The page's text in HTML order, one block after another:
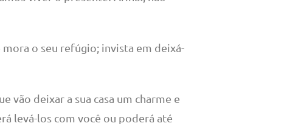
mora o seu refúgio; invista em deixá-
deixar a sua casa um charme e
levá-los com você ou poderá até